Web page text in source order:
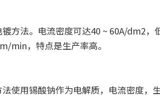
方法。电流密度可达40 ~ 60A/dm2
min，特点是生产率高。
使用锡酸钠作为电解质，电流密度，